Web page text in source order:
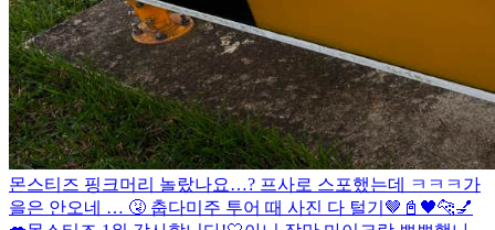
몬스티즈 핑크머리 놀랐나요…? 프사로 스포했는데 ㅋㅋㅋ 가
을은 안오네 … 🤧 춥다미주 투어 때 사진 다 털기🤎 📓🖤🐆💅